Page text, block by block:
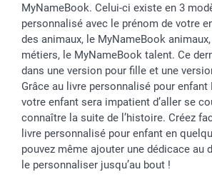
Saint-Valentin
Vacances
Investisseurs
Statut de ma commande
MyNameBook. Celui-ci existe en 3
personnalisé avec le prénom de votre
des animaux, le MyNameBook
métiers, le MyNameBook talent. Ce
dans une version pour fille et une
Grâce au livre personnalisé pour
votre enfant sera impatient d’aller se
connaître la suite de l’histoire. Créez
livre personnalisé pour enfant en
pouvez même ajouter une dédicace au
le personnaliser jusqu’au bout !